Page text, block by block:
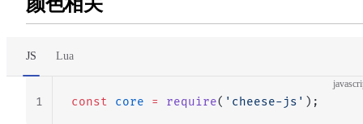
JS Lua
const core = require( 'cheese-js' );
1